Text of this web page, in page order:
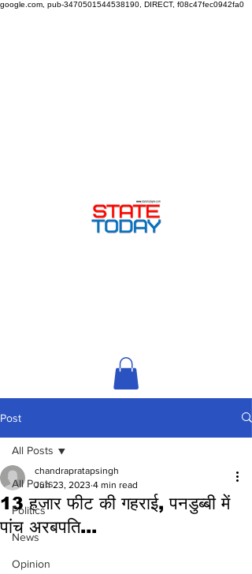
google.com, pub-3470501544538190, DIRECT, f08c47fec0942fa0
Post
All Posts
Politics
News
Opinion
All Posts
13 हजार फीट की गहराई, पनडुब्बी में
पांच अरबपति...
chandrapratapsingh
Jun 23, 2023 4 min read